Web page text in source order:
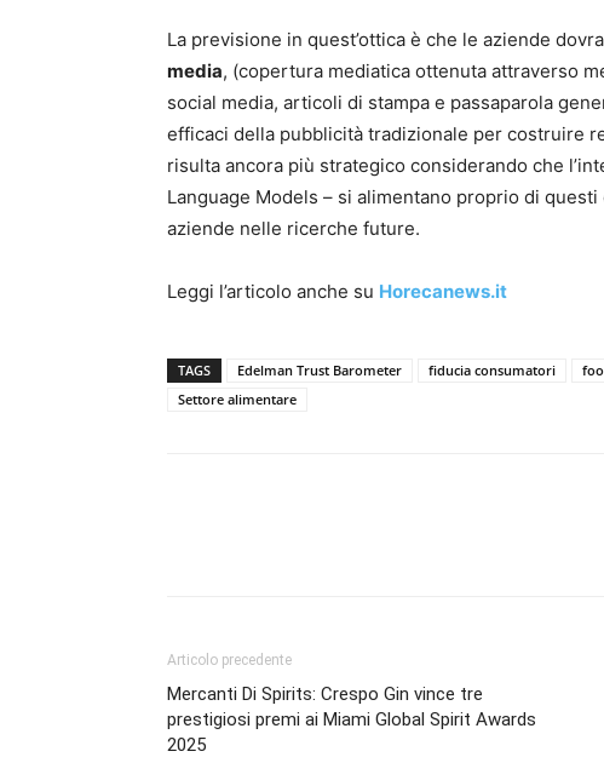
La previsione in quest’ottica è che le aziende
media, (copertura mediatica ottenuta attraverso
social media, articoli di stampa e passaparola
efficaci della pubblicità tradizionale per costruire
risulta ancora più strategico considerando che
Language Models – si alimentano proprio di
aziende nelle ricerche future.
Leggi l’articolo anche su Horecanews.it
TAGS Edelman Trust Barometer fiducia consumatori
Settore alimentare
Articolo precedente
Mercanti Di Spirits: Crespo Gin vince tre
prestigiosi premi ai Miami Global Spirit Awards
2025